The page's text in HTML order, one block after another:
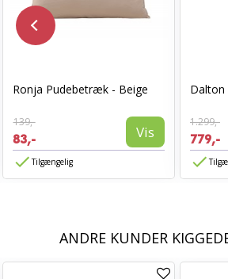
Ronja Pudebetræk - Beige
139,-
83,- Vis
Tilgængelig
Dalton
1.299,-
779,-
ANDRE KUNDER